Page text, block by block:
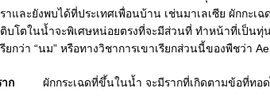
ราและยังพบได้ที่ประเทศเพื่อนบ้าน เช่นมาเลเซีย ผักกะ
ติบโตในน้ำจะพิเศษหน่อยตรงที่จะมีส่วนที่ ทำหน้าที่เป็น
รียกว่า “นม” หรือทางวิชาการเขาเรียกส่วนนี้ของพืชว่า
าก ผักกระเฉดที่ขึ้นในน้ำ จะมีรากที่เกิดตามข้อที่ทอด